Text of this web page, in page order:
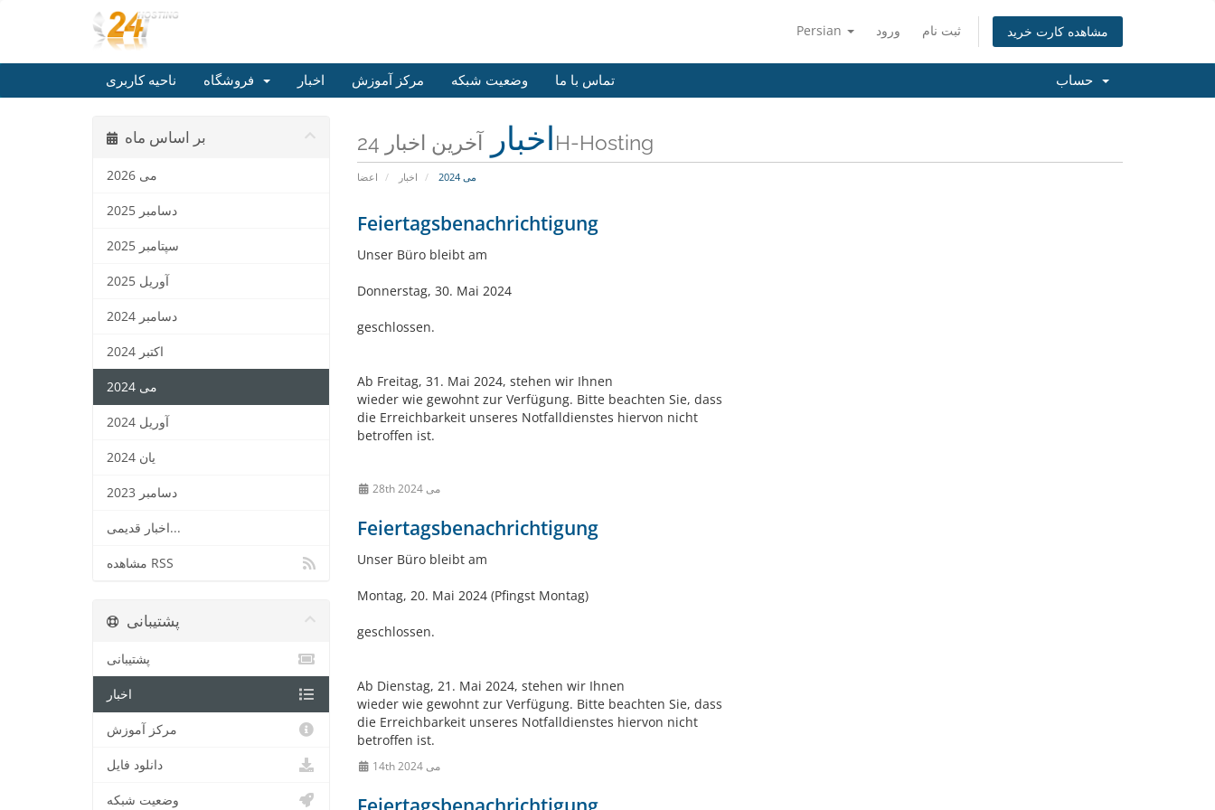
Persian ورود ثبت نام مشاهده کارت خرید
ناحیه کاربری اخبار مرکز آموزش وضعیت شبکه تماس با ما
اخبارآخرین اخبار 24H-Hosting
اعضا اخبار می 2024
بر اساس ماه
می 2026
دسامبر 2025
سپتامبر 2025
آوریل 2025
دسامبر 2024
اکتبر 2024
می 2024
آوریل 2024
یان 2024
دسامبر 2023
اخبار قدیمی...
مشاهده RSS
Feiertagsbenachrichtigung
Unser Büro bleibt am
Donnerstag, 30. Mai 2024
geschlossen.
Ab Freitag, 31. Mai 2024, stehen wir Ihnen
wieder wie gewohnt zur Verfügung. Bitte beachten Sie, dass
die Erreichbarkeit unseres Notfalldienstes hiervon nicht
betroffen ist.
28th می 2024
Feiertagsbenachrichtigung
Unser Büro bleibt am
Montag, 20. Mai 2024 (Pfingst Montag)
geschlossen.
Ab Dienstag, 21. Mai 2024, stehen wir Ihnen
wieder wie gewohnt zur Verfügung. Bitte beachten Sie, dass
die Erreichbarkeit unseres Notfalldienstes hiervon nicht
betroffen ist.
14th می 2024
پشتیبانی
پشتیبانی
اخبار
مرکز آموزش
دانلود فایل
وضعیت شبکه